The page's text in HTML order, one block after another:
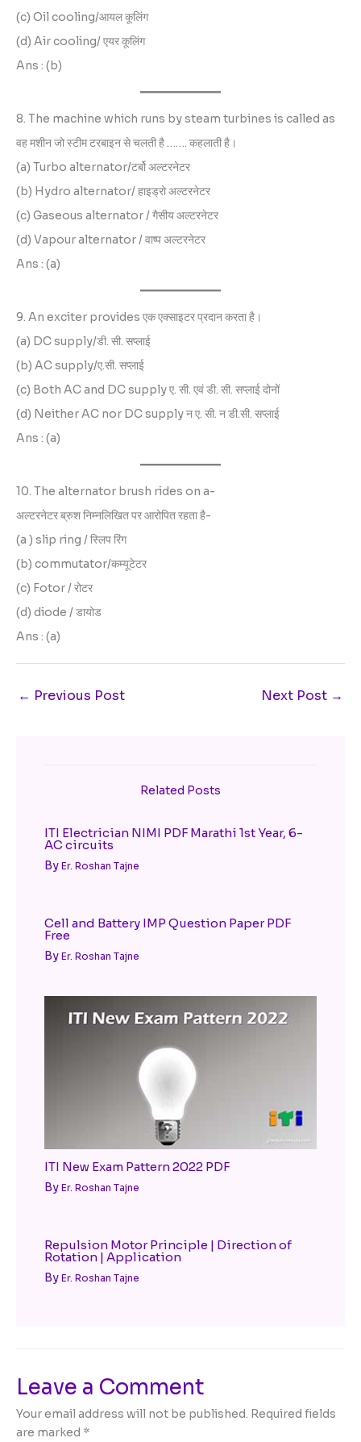
(c) Oil cooling/आयल कूलिंग
(d) Air cooling/ एयर कूलिंग
Ans : (b)
8. The machine which runs by steam turbines is called as
वह मशीन जो स्टीम टरबाइन से चलती है ……. कहलाती है।
(a) Turbo alternator/टर्बो अल्टरनेटर
(b) Hydro alternator/ हाइड्रो अल्टरनेटर
(c) Gaseous alternator / गैसीय अल्टरनेटर
(d) Vapour alternator / वाष्प अल्टरनेटर
Ans : (a)
9. An exciter provides एक एक्साइटर प्रदान करता है।
(a) DC supply/डी. सी. सप्लाई
(b) AC supply/ए.सी. सप्लाई
(c) Both AC and DC supply ए. सी. एवं डी. सी. सप्लाई दोनों
(d) Neither AC nor DC supply न ए. सी. न डी.सी. सप्लाई
Ans : (a)
10. The alternator brush rides on a-
अल्टरनेटर ब्रुश निम्नलिखित पर आरोपित रहता है-
(a ) slip ring / स्लिप रिंग
(b) commutator/कम्यूटेटर
(c) Fotor / रोटर
(d) diode / डायोड
Ans : (a)
← Previous Post Next Post →
Related Posts
ITI Electrician NIMI PDF Marathi 1st Year, 6-
AC circuits
By Er. Roshan Tajne
Cell and Battery IMP Question Paper PDF
Free
By Er. Roshan Tajne
ITI New Exam Pattern 2022 PDF
By Er. Roshan Tajne
Repulsion Motor Principle | Direction of
Rotation | Application
By Er. Roshan Tajne
Leave a Comment
Your email address will not be published. Required fields
are marked *